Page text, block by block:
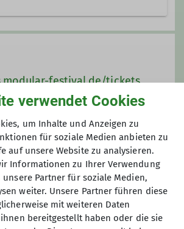
festival.de/tickets
festival.de/tickets
verwendet Cookies
um Inhalte und Anzeigen zu
für soziale Medien anbieten zu
auf unsere Website zu analysieren.
Informationen zu Ihrer Verwendung
unsere Partner für soziale Medien,
weiter. Unsere Partner führen diese
mit weiteren Daten
bereitgestellt haben oder die sie